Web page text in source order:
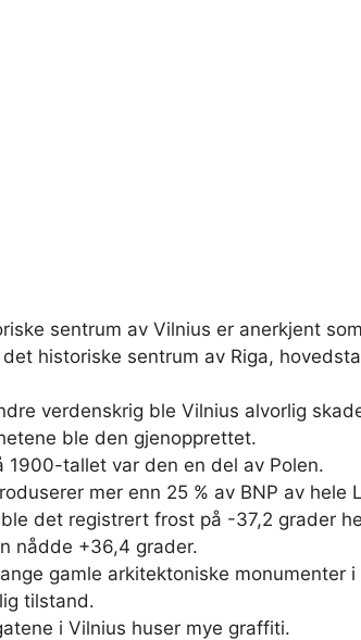
sentrum av Vilnius er anerkjent
historiske sentrum av Riga,
verdenskrig ble Vilnius alvorlig
ble den gjenopprettet.
1900-tallet var den en del av Polen.
mer enn 25 % av BNP av hele
det registrert frost på -37,2 grader
nådde +36,4 grader.
gamle arkitektoniske monumenter
tilstand.
i Vilnius huser mye graffiti.